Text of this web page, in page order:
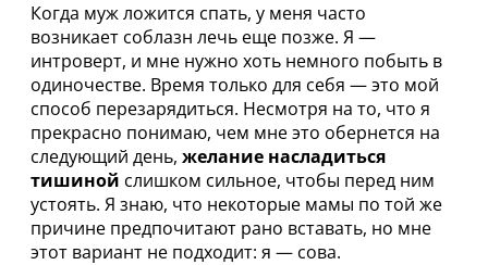
Когда муж ложится спать, у меня часто
возникает соблазн лечь еще позже. Я —
интроверт, и мне нужно хоть немного побыть в
одиночестве. Время только для себя — это мой
способ перезарядиться. Несмотря на то, что я
прекрасно понимаю, чем мне это обернется на
следующий день, желание насладиться
тишиной слишком сильное, чтобы перед ним
устоять. Я знаю, что некоторые мамы по той же
причине предпочитают рано вставать, но мне
этот вариант не подходит: я — сова.